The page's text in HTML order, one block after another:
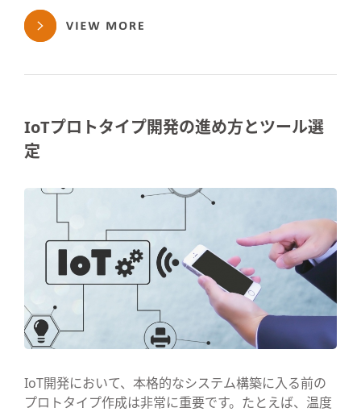
IoTプロトタイプ開発の進め方とツール選
定
IoT開発において、本格的なシステム構築に入る前の
プロトタイプ作成は非常に重要です。たとえば、温度